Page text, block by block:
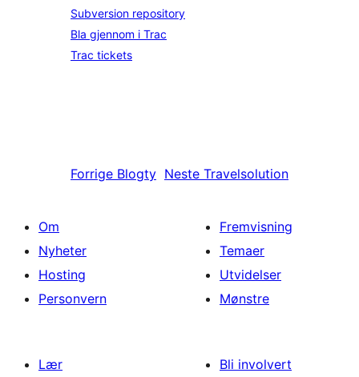
Subversion repository
Bla gjennom i Trac
Trac tickets
Forrige Blogty Neste Travelsolution
Om
Nyheter
Hosting
Personvern
Fremvisning
Temaer
Utvidelser
Mønstre
Lær
Bli involvert